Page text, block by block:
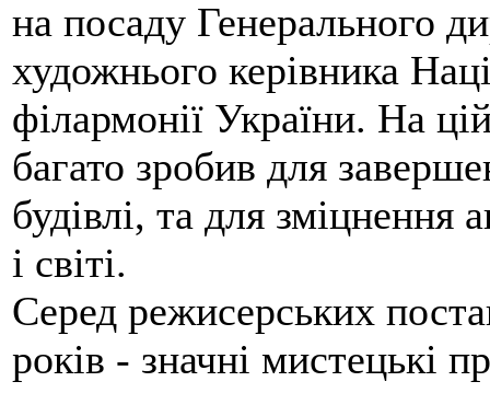
на посаду Генерального
художнього керівника
філармонії України. На
багато зробив для
будівлі, та для зміцнення
і світі.
Серед режисерських
років - значні мистецькі